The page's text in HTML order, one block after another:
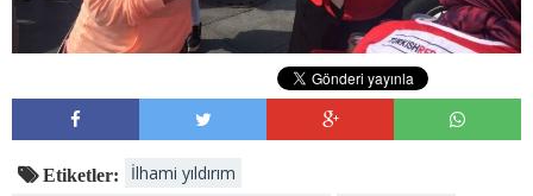
Etiketler:
İlhami yıldırım